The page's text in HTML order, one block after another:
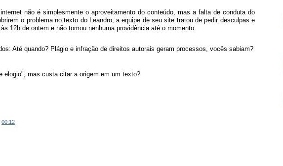
não é simplesmente o aproveitamento do conteúdo, mas a falta de conduta do
o problema no texto do Leandro, a equipe de seu site tratou de pedir desculpas e
12h de ontem e não tomou nenhuma providência até o momento.
Até quando? Plágio e infração de direitos autorais geram processos, vocês sabiam?
elogio", mas custa citar a origem em um texto?
00:12